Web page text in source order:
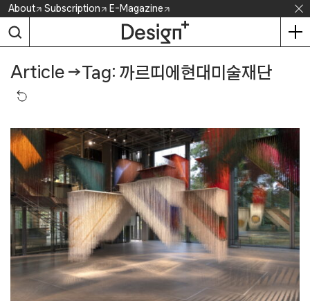
Skip
content
About Subscription E-Magazine
Article →Tag: 까르띠에현대미술재단